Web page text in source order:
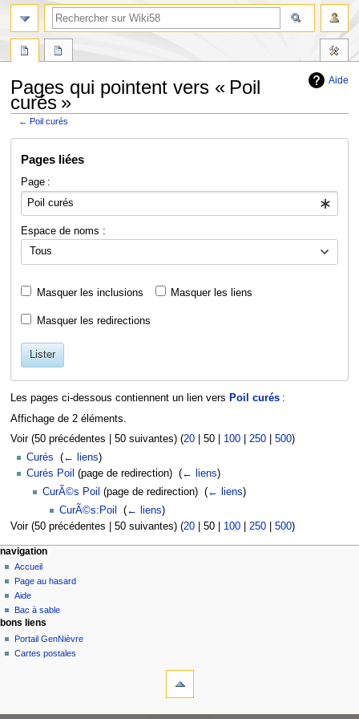
Aide
Pages qui pointent vers « Poil
curés »
←Poil curés
navigation
recherche
Pages liées
Page :
Espace de noms :
Tous
Masquer les inclusions Masquer les liens
Masquer les redirections
Lister
Les pages ci-dessous contiennent un lien vers Poil curés:
Affichage de 2 éléments.
Voir (50 précédentes 50 suivantes) (20| 50| 100| 250| 500)
Curés
(← liens)
Curés Poil (page de redirection) ‎ (← liens)
CurÃ©s Poil (page de redirection) ‎(← liens)
CurÃ©s:Poil
(← liens)
Voir (50 précédentes 50 suivantes) (20| 50| 100| 250| 500)
navigation
Accueil
Page au hasard
Aide
Bac à sable
bons liens
Portail GenNièvre
Cartes postales